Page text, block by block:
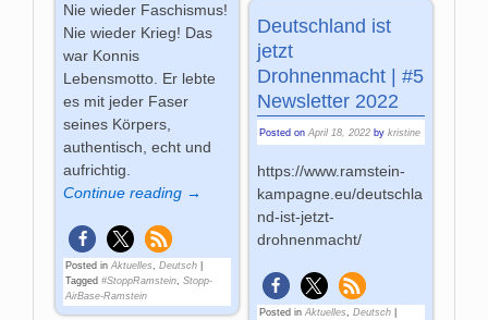
Nie wieder Faschismus!
Nie wieder Krieg! Das
war Konnis
Lebensmotto. Er lebte
es mit jeder Faser
seines Körpers,
authentisch, echt und
aufrichtig.
Continue reading →
Posted in Aktuelles,Deutsch
Tagged #StoppRamstein,Stopp-
AirBase-Ramstein
Deutschland ist
jetzt
Drohnenmacht | #5
Newsletter 2022
Posted on April 18, 2022 by kristine
https://www.ramstein-
kampagne.eu/deutschla
nd-ist-jetzt-
drohnenmacht/
Posted in Aktuelles, Deutsch|